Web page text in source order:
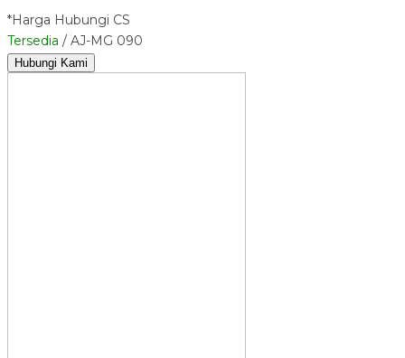
*Harga Hubungi CS
Tersedia / AJ-MG 090
Hubungi Kami